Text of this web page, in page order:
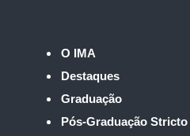
O IMA
Destaques
Graduação
Pós-Graduação Stricto